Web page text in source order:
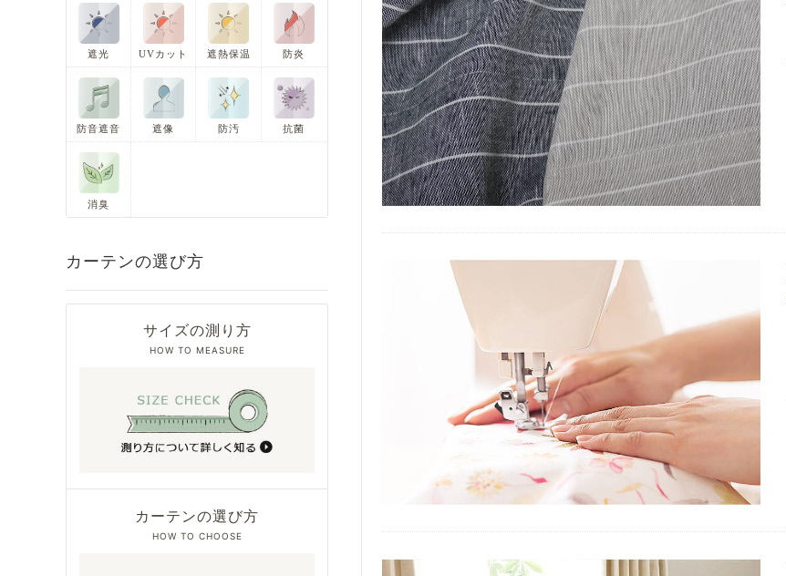
遮光 UVカット 遮熱保温 防炎
防音遮音 遮像 防汚 抗菌
消臭
カーテンの選び方
サイズの測り方
HOW TO MEASURE
カーテンの選び方
HOW TO CHOOSE